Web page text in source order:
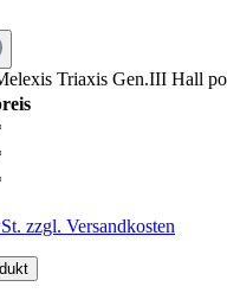
zzgl. Versandkosten